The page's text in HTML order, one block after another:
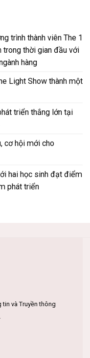
trình thành viên The 1
trong thời gian đầu với
hàng
Light Show thành một
triển thắng lớn tại
cơ hội mới cho
hai học sinh đạt điểm
phát triển
tin và Truyền thông